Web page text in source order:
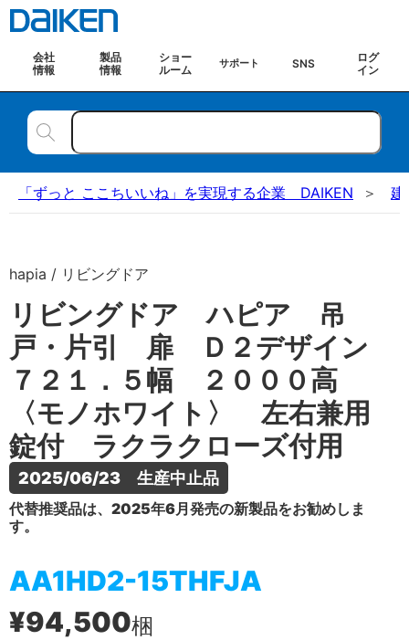
会社
情報
製品
情報
ショー
ルーム
サポート SNS
ログ
イン
「ずっと ここちいいね」を実現する企業 DAIKEN 建
hapia / リビングドア
リビングドア ハピア 吊
戸・片引 扉 Ｄ２デザイン
７２１．５幅 ２０００高
〈モノホワイト〉 左右兼用
錠付 ラクラクローズ付用
2025/06/23　生産中止品
代替推奨品は、2025年6月発売の新製品をお勧めしま
す。
AA1HD2-15THFJA
¥94,500梱